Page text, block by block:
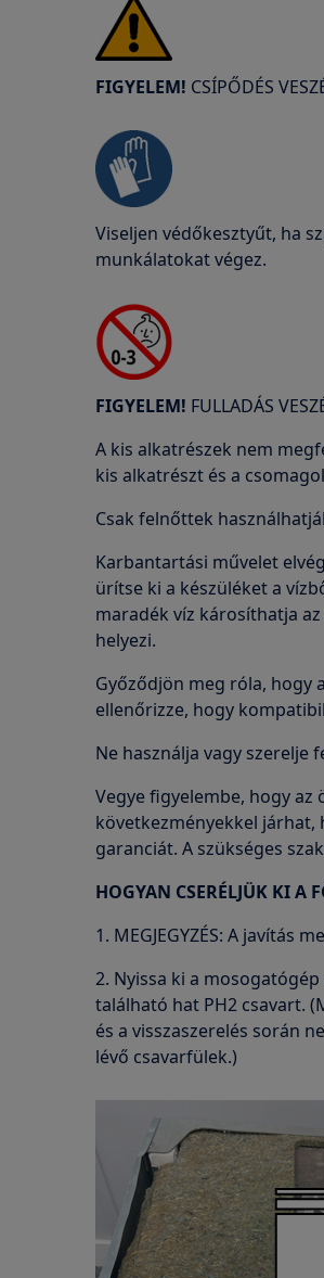
FIGYELEM! CSÍPŐDÉS
Viseljen védőkesztyűt, ha
munkálatokat végez.
FIGYELEM! FULLADÁS
A kis alkatrészek nem
kis alkatrészt és a
Csak felnőttek
Karbantartási művelet
ürítse ki a készüléket a
maradék víz károsíthatja
helyezi.
Győződjön meg róla, hogy
ellenőrizze, hogy
Ne használja vagy szerelje
Vegye figyelembe, hogy az
következményekkel járhat,
garanciát. A szükséges
HOGYAN CSERÉLJÜK KI A
1. MEGJEGYZÉS: A javítás
2. Nyissa ki a
található hat PH2 csavart.
és a visszaszerelés során
lévő csavarfülek.)